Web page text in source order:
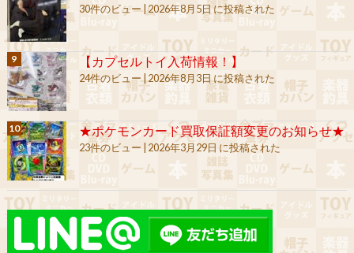
30件のビュー|2026年8月5日 に投稿された
【カプセルトイ入荷情報！】
24件のビュー|2026年8月3日 に投稿された
★ポケモンカード買取保証額変更のお知らせ★
23件のビュー 2026年3月29日 に投稿された